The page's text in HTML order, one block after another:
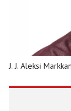
J. J. Aleksi